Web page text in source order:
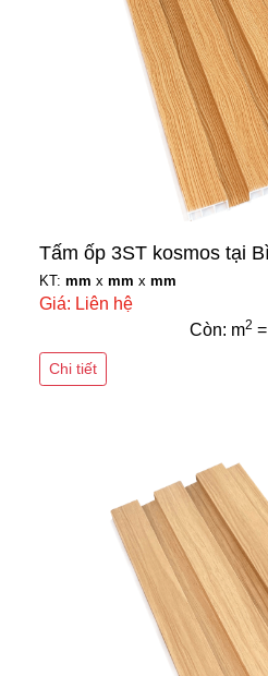
Tấm ốp 3ST kosmos tại
KT: mm x mm x mm
Giá: Liên hệ
Còn: m2
Chi tiết